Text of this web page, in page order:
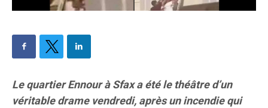
Le quartier Ennour à Sfax a été le théâtre d’un
véritable drame vendredi, après un incendie qui